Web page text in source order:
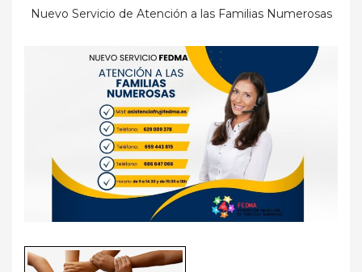
Nuevo Servicio de Atención a las Familias Numerosas